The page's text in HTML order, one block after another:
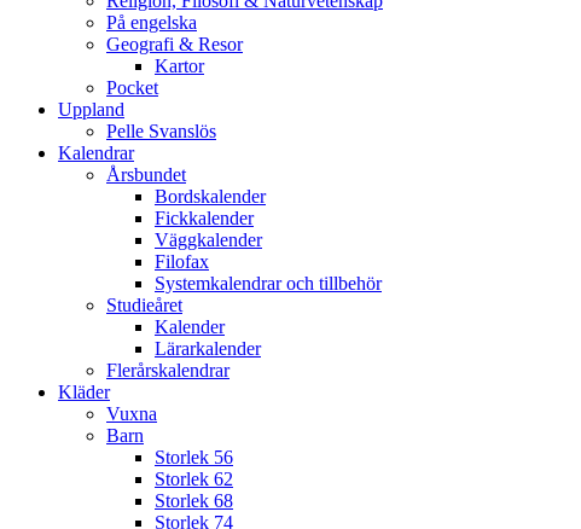
På engelska
Geografi & Resor
Kartor
Pocket
Uppland
Pelle Svanslös
Kalendrar
Årsbundet
Bordskalender
Fickkalender
Väggkalender
Filofax
Systemkalendrar och tillbehör
Studieåret
Kalender
Lärarkalender
Flerårskalendrar
Kläder
Vuxna
Barn
Storlek 56
Storlek 62
Storlek 68
Storlek 74